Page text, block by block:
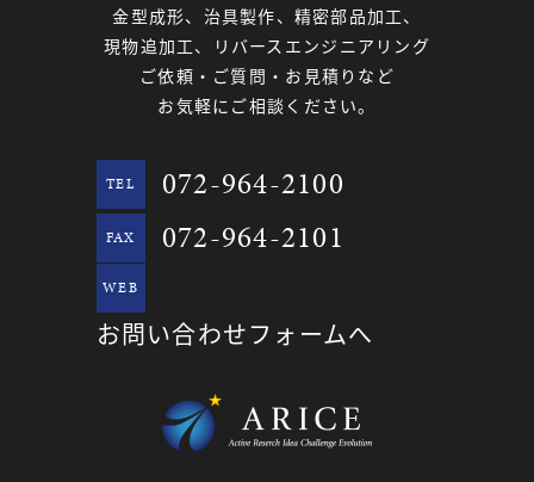
金型成形、治具製作、精密部品加工、
現物追加工、リバースエンジニアリング
ご依頼・ご質問・お見積りなど
お気軽にご相談ください。
TEL 072-964-2100
FAX 072-964-2101
WEB
お問い合わせフォームへ